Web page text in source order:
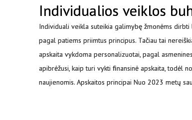
Individualios veiklos
Individuali veikla suteikia galimybę žmonėms
pagal patiems priimtus principus. Tačiau tai
apskaita vykdoma personalizuotai, pagal
apibrėžusi, kaip turi vykti finansinė apskaita, todėl
naujienomis. Apskaitos principai Nuo 2023 metų